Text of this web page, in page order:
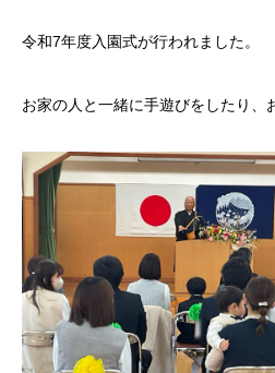
令和7年度入園式が行われました。
お家の人と一緒に手遊びをしたり、